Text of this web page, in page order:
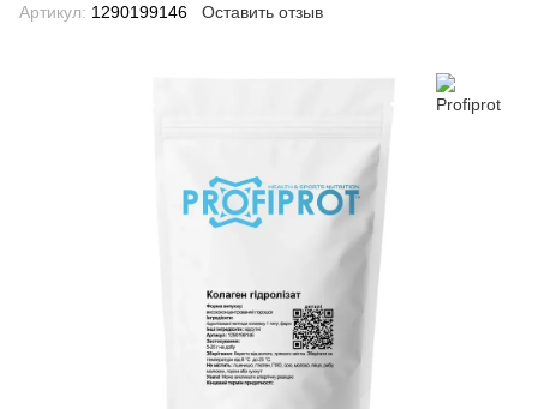
Артикул: 1290199146 Оставить отзыв